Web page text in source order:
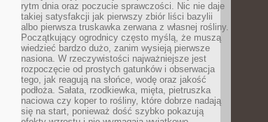
rytm dnia oraz poczucie sprawczości. Nic nie daje
takiej satysfakcji jak pierwszy zbiór liści bazylii
albo pierwsza truskawka zerwana z własnej rośliny.
Początkujący ogrodnicy często myślą, że muszą
wiedzieć bardzo dużo, zanim wysieją pierwsze
nasiona. W rzeczywistości najważniejsze jest
rozpoczęcie od prostych gatunków i obserwacja
tego, jak reagują na słońce, wodę oraz jakość
podłoża. Sałata, rzodkiewka, mięta, pietruszka
naciowa czy koper to rośliny, które dobrze nadają
się na start, ponieważ dość szybko pokazują